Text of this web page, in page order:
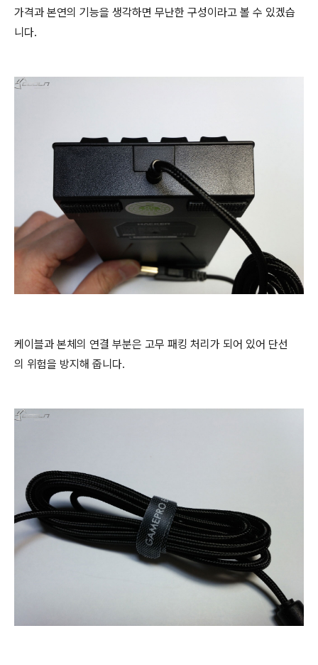
가격과 본연의 기능을 생각하면 무난한 구성이라고 볼 수 있겠습
니다.
케이블과 본체의 연결 부분은 고무 패킹 처리가 되어 있어 단선
의 위험을 방지해 줍니다.